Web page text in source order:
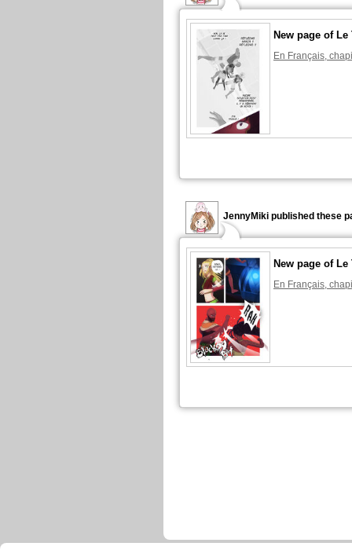
New page of
En Français,
JennyMiki published these
New page of
En Français,